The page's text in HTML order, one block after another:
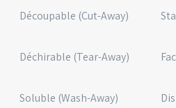
Découpable (Cut-Away)
Déchirable (Tear-Away)
Soluble (Wash-Away)